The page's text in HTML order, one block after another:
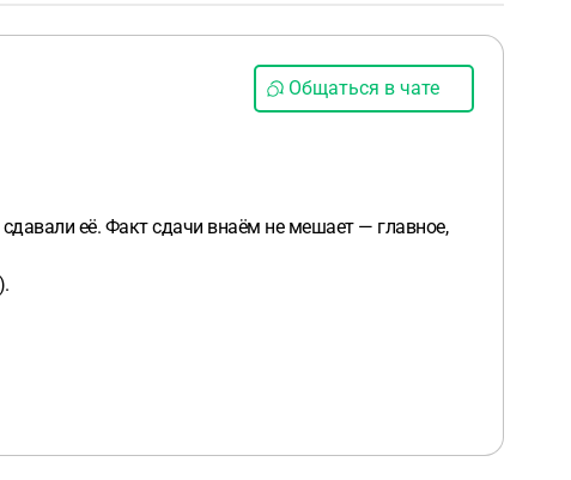
Общаться в чате
её. Факт сдачи внаём не мешает — главное,